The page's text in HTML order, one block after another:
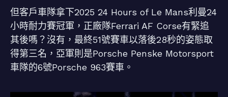
但客戶車隊拿下2025 24 Hours of Le Mans利曼24
小時耐力賽冠軍，正廠隊Ferrari AF Corse有緊追
其後嗎？沒有，最終51號賽車以落後28秒的姿態取
得第三名，亞軍則是Porsche Penske Motorsport
車隊的6號Porsche 963賽車。